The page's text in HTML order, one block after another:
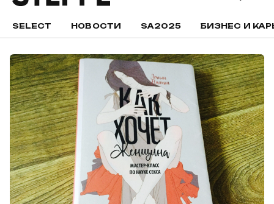
SELECT НОВОСТИ SA2025 БИЗНЕС И